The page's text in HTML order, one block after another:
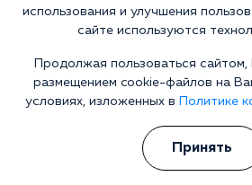
Что делать сейчас?
Мы знаем всю глубину проблемы и
использования и улучшения
сайте используются
Продолжая пользоваться
размещением cookie-файлов на
условиях, изложенных в
Политике
Принять